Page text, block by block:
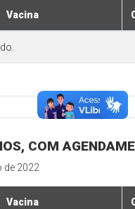
Vacina
COM
de 2022
Vacina